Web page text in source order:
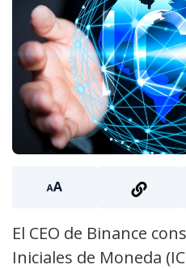
El CEO de Binance
Iniciales de Moneda